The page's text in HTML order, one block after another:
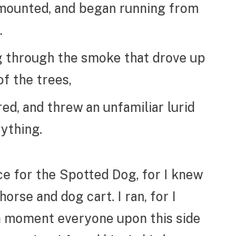
and began running from
through the smoke that drove up
the trees,
and threw an unfamiliar lurid
for the Spotted Dog, for I knew
and dog cart. I ran, for I
everyone upon this side